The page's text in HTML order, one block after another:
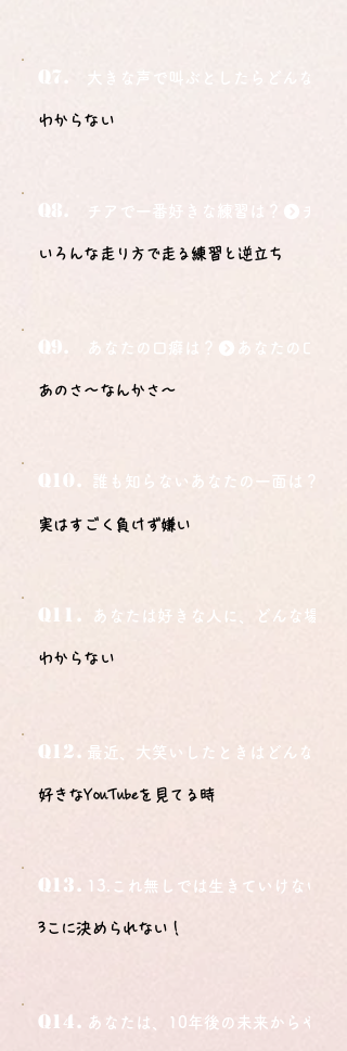
Q7. 大きな声で叫ぶとしたらどんな言葉
わからない
Q8. チアで一番好きな練習は？
いろんな走り方で走る練習と逆立ち
Q9. あなたの口癖は？
あのさ〜なんかさ〜
Q10. 誰も知らないあなたの一面は？
実はすごく負けず嫌い
Q11. あなたは好きな人に、どんな場所
わからない
Q12. 最近、大笑いしたときはどんな時？
好きなYouTubeを見てる時
Q13. 13.これ無しでは生きていけないモ
3こに決められない！
Q14. あなたは、10年後の未来からやっ